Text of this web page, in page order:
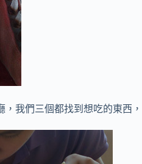
我們三個都找到想吃的東西，